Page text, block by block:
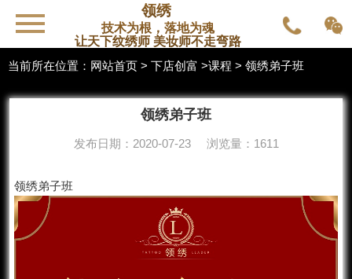
领绣
技术为根，落地为魂
让天下纹绣师 美妆师不走弯路
当前所在位置： 网站首页 > 下店创富 >课程 > 领绣弟子班
领绣弟子班
发布日期：2020-07-23 浏览量：1611
领绣弟子班